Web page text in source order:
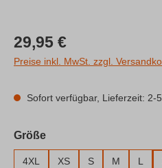
Regulärer Preis:
29,95 €
Preise inkl. MwSt. zzgl.
Sofort verfügbar, Lieferzeit: 2-
Größeauswählen
4XL XS S M L